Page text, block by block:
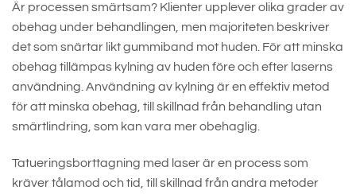
Är processen smärtsam? Klienter upplever olika grader av
obehag under behandlingen, men majoriteten beskriver
det som snärtar likt gummiband mot huden. För att minska
obehag tillämpas kylning av huden före och efter laserns
användning. Användning av kylning är en effektiv metod
för att minska obehag, till skillnad från behandling utan
smärtlindring, som kan vara mer obehaglig.
Tatueringsborttagning med laser är en process som
kräver tålamod och tid, till skillnad från andra metoder